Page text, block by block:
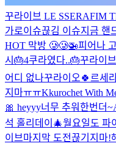
꾸라이브 LE SSERAFIM
가로이슈끊김 이슈지금 핸
HOT 막방 🥲🥲🚁피어나
시🎂4쿠라였다..🎂꾸라이
어디 없나꾸라이오 🍀르세
지마ㅠㅠKkurochet With
🎀 heyyy너무 추워한번더~
석 홀리데이🎄월요일도 파
이브마지막 도전끊기지마!